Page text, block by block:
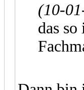
(10-
das